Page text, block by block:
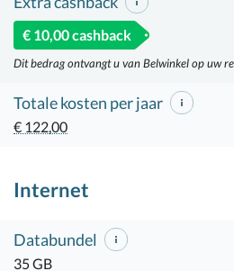
€ 10,00 cashback
Dit bedrag ontvangt u van Belwinkel op uw
Totale kosten per jaar
€ 122,00
Internet
Databundel
35 GB